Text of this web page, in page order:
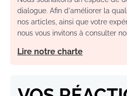
dialogue. Afin d'améliorer la
nos articles, ainsi que votre
nous vous invitons à consulter
Lire notre charte